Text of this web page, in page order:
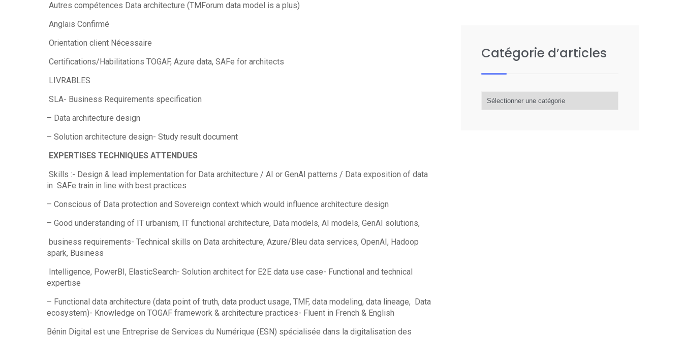
Autres compétences Data architecture (TMForum data model is a plus)
Anglais Confirmé
Orientation client Nécessaire
Certifications/Habilitations TOGAF, Azure data, SAFe for architects
LIVRABLES
SLA- Business Requirements specification
– Data architecture design
– Solution architecture design- Study result document
EXPERTISES TECHNIQUES ATTENDUES
Skills :- Design & lead implementation for Data architecture / AI or GenAI patterns / Data exposition of data
in SAFe train in line with best practices
– Conscious of Data protection and Sovereign context which would influence architecture design
– Good understanding of IT urbanism, IT functional architecture, Data models, AI models, GenAI solutions,
business requirements- Technical skills on Data architecture, Azure/Bleu data services, OpenAI, Hadoop
spark, Business
Intelligence, PowerBI, ElasticSearch- Solution architect for E2E data use case- Functional and technical
expertise
– Functional data architecture (data point of truth, data product usage, TMF, data modeling, data lineage, Data
ecosystem)- Knowledge on TOGAF framework & architecture practices- Fluent in French & English
Bénin Digital est une Entreprise de Services du Numérique (ESN) spécialisée dans la digitalisation des
Catégorie d’articles
d’articles